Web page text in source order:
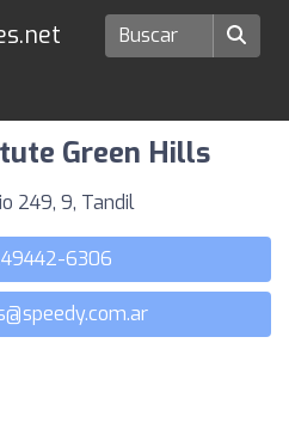
Green Hills
249, 9, Tandil
6306